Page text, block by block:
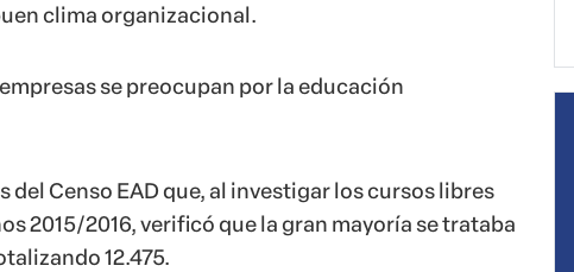
clima organizacional.
se preocupan por la educación
del Censo EAD que, al investigar los cursos libres
2015/2016, verificó que la gran mayoría se trataba
12.475.